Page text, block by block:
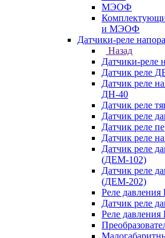
МЭОФ
и МЭОФ
Датчики-реле
Назад
Датчики-реле
Датчик реле
Датчик реле
ДН-40
Датчик реле
Датчик реле
Датчик реле
Датчик реле
Датчик реле
(ДЕМ-102)
Датчик реле
(ДЕМ-202)
Реле
Датчик реле
Реле давления